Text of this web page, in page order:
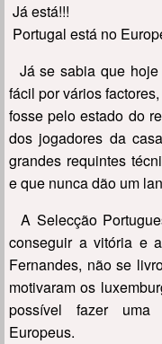
Já está!!!
Portugal está no
Já se sabia que
fácil por vários
fosse pelo estado do
dos jogadores da
grandes requintes
e que nunca dão um
A Selecção
conseguir a vitória e
Fernandes, não se
motivaram os
possível fazer uma
Europeus.